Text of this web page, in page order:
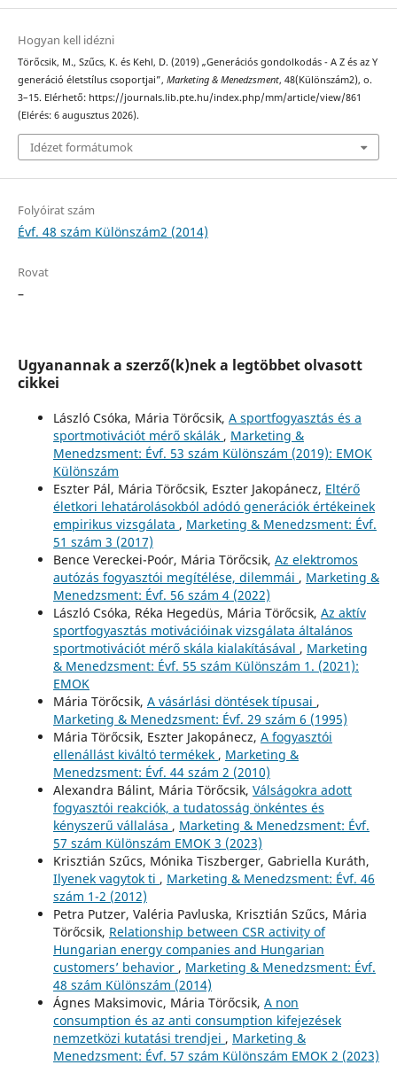
Hogyan kell idézni
Törőcsik, M., Szűcs, K. és Kehl, D. (2019) „Generációs gondolkodás - A Z és az Y
generáció életstílus csoportjai”, Marketing & Menedzsment, 48(Különszám2), o.
3–15. Elérhető: https://journals.lib.pte.hu/index.php/mm/article/view/861
(Elérés: 6 augusztus 2026).
Idézet formátumok
Folyóirat szám
Évf. 48 szám Különszám2 (2014)
Rovat
–
Ugyanannak a szerző(k)nek a legtöbbet olvasott
cikkei
László Csóka, Mária Törőcsik, A sportfogyasztás és a
sportmotivációt mérő skálák , Marketing &
Menedzsment: Évf. 53 szám Különszám (2019): EMOK
Különszám
Eszter Pál, Mária Törőcsik, Eszter Jakopánecz, Eltérő
életkori lehatárolásokból adódó generációk értékeinek
empirikus vizsgálata , Marketing & Menedzsment: Évf.
51 szám 3 (2017)
Bence Vereckei-Poór, Mária Törőcsik, Az elektromos
autózás fogyasztói megítélése, dilemmái , Marketing &
Menedzsment: Évf. 56 szám 4 (2022)
László Csóka, Réka Hegedüs, Mária Törőcsik, Az aktív
sportfogyasztás motivációinak vizsgálata általános
sportmotivációt mérő skála kialakításával , Marketing
& Menedzsment: Évf. 55 szám Különszám 1. (2021):
EMOK
Mária Törőcsik, A vásárlási döntések típusai ,
Marketing & Menedzsment: Évf. 29 szám 6 (1995)
Mária Törőcsik, Eszter Jakopánecz, A fogyasztói
ellenállást kiváltó termékek , Marketing &
Menedzsment: Évf. 44 szám 2 (2010)
Alexandra Bálint, Mária Törőcsik, Válságokra adott
fogyasztói reakciók, a tudatosság önkéntes és
kényszerű vállalása , Marketing & Menedzsment: Évf.
57 szám Különszám EMOK 3 (2023)
Krisztián Szűcs, Mónika Tiszberger, Gabriella Kuráth,
Ilyenek vagytok ti , Marketing & Menedzsment: Évf. 46
szám 1-2 (2012)
Petra Putzer, Valéria Pavluska, Krisztián Szűcs, Mária
Törőcsik, Relationship between CSR activity of
Hungarian energy companies and Hungarian
customers’ behavior , Marketing & Menedzsment: Évf.
48 szám Különszám (2014)
Ágnes Maksimovic, Mária Törőcsik, A non
consumption és az anti consumption kifejezések
nemzetközi kutatási trendjei , Marketing &
Menedzsment: Évf. 57 szám Különszám EMOK 2 (2023)